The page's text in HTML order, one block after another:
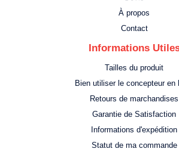
À propos
Contact
Informations
Tailles du produit
Bien utiliser le concepteur en
Retours de marchandises
Garantie de Satisfaction
Informations d'expédition
Statut de ma commande